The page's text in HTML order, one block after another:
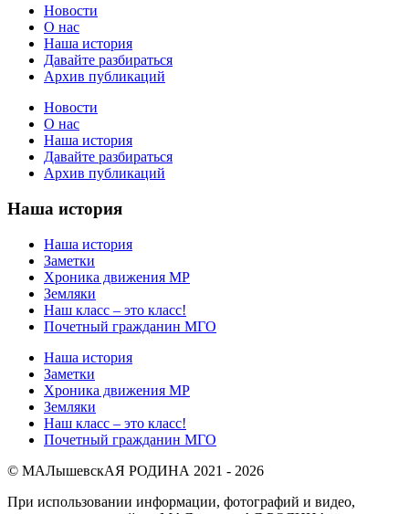
Новости
О нас
Наша история
Давайте разбираться
Архив публикаций
Новости
О нас
Наша история
Давайте разбираться
Архив публикаций
Наша история
Наша история
Заметки
Хроника движения МР
Земляки
Наш класс – это класс!
Почетный гражданин МГО
Наша история
Заметки
Хроника движения МР
Земляки
Наш класс – это класс!
Почетный гражданин МГО
© МАЛышевскАЯ РОДИНА 2021 - 2026
При использовании информации, фотографий и видео,